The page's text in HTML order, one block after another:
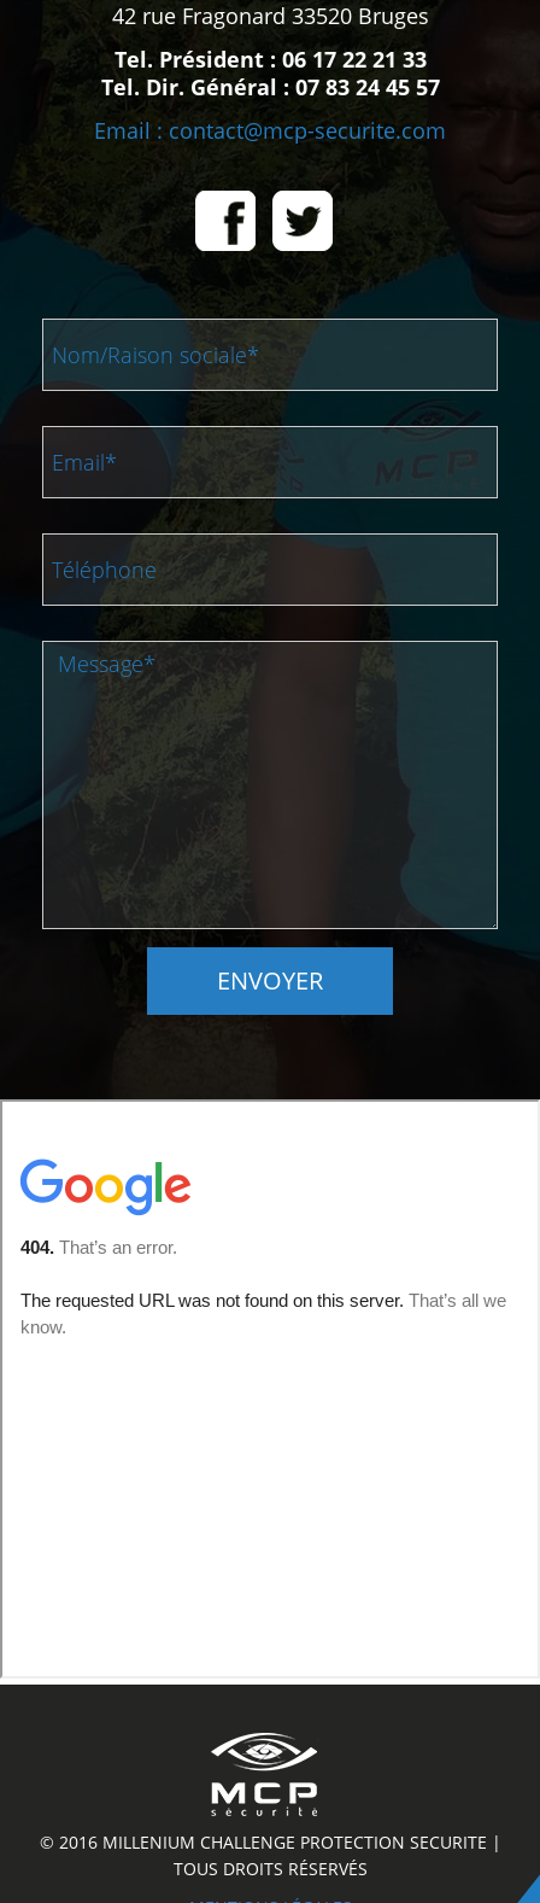
42 rue Fragonard 33520 Bruges
Tel. Président : 06 17 22 21 33
Tel. Dir. Général : 07 83 24 45 57
Email : contact@mcp-securite.com
ENVOYER
© 2016 MILLENIUM CHALLENGE PROTECTION SECURITE |
TOUS DROITS RÉSERVÉS